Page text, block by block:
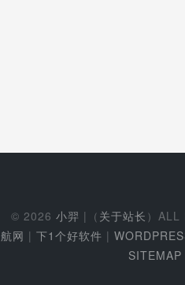
© 2026 小羿 |（ 关于站长 ）ALL
网 | 下1个好软件 |
SITEMAP